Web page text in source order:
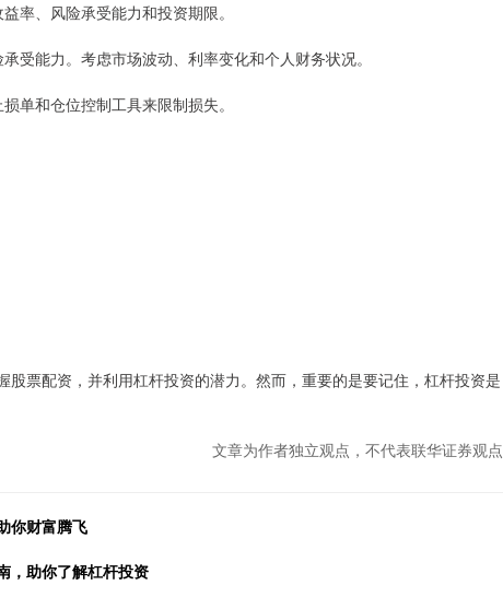
率、风险承受能力和投资期限。
受能力。考虑市场波动、利率变化和个人财务状况。
单和仓位控制工具来限制损失。
票配资，并利用杠杆投资的潜力。然而，重要的是要记住，杠杆投资是
文章为作者独立观点，不代表联华证券观点
你财富腾飞
，助你了解杠杆投资